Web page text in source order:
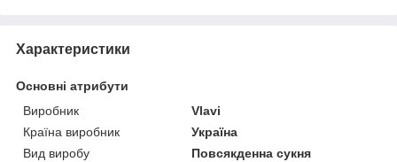
Характеристики
Основні атрибути
Виробник
Vlavi
Країна виробник
Україна
Вид виробу
Повсякденна сукня